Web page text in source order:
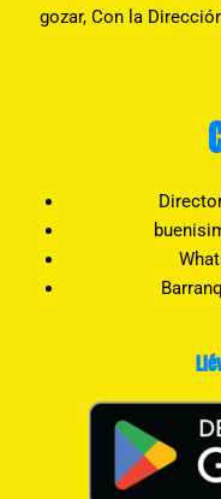
gozar, Con la